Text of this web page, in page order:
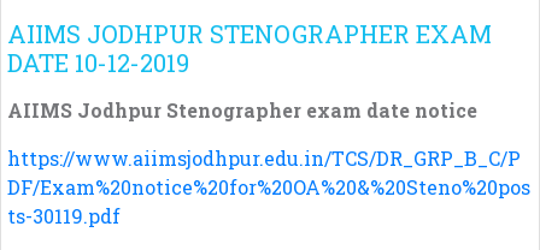
AIIMS JODHPUR STENOGRAPHER EXAM
DATE 10-12-2019
AIIMS Jodhpur Stenographer exam date notice
https://www.aiimsjodhpur.edu.in/TCS/DR_GRP_B_C/P
DF/Exam%20notice%20for%20OA%20&%20Steno%20pos
ts-30119.pdf